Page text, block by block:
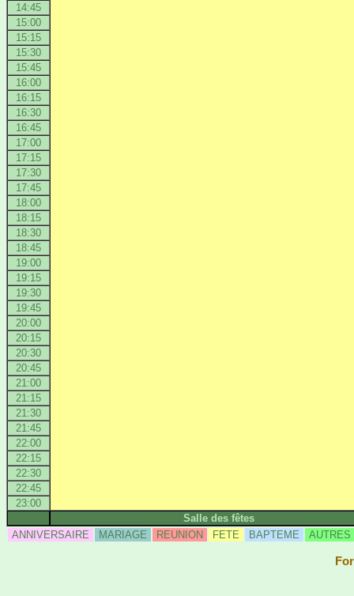
14:45
15:00
15:15
15:30
15:45
16:00
16:15
16:30
16:45
17:00
17:15
17:30
17:45
18:00
18:15
18:30
18:45
19:00
19:15
19:30
19:45
20:00
20:15
20:30
20:45
21:00
21:15
21:30
21:45
22:00
22:15
22:30
22:45
23:00
Salle des fêtes
ANNIVERSAIRE
MARIAGE REUNION FETE BAPTEME AUTRES